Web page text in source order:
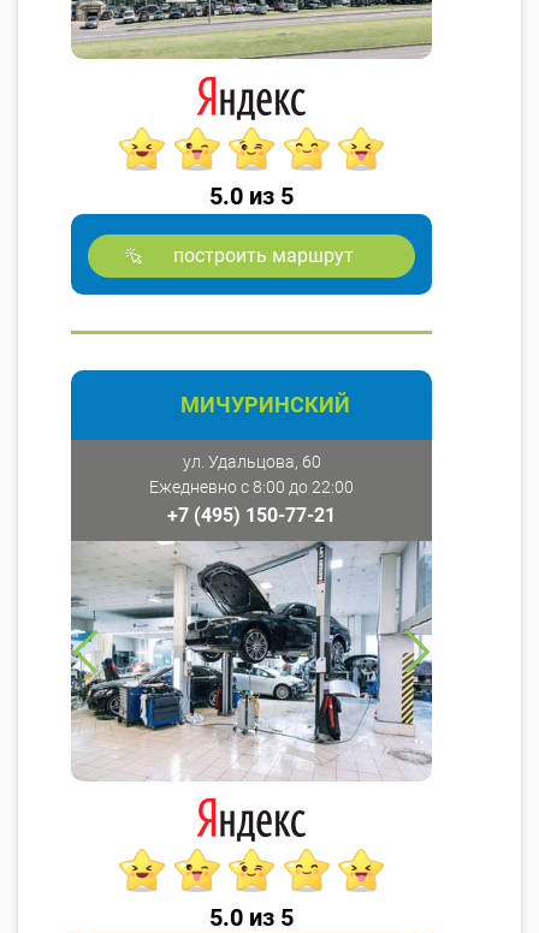
5.0 из 5
построить маршрут
МИЧУРИНСКИЙ
ул. Удальцова, 60
Ежедневно с 8:00 до 22:00
+7 (495) 150-77-21
5.0 из 5